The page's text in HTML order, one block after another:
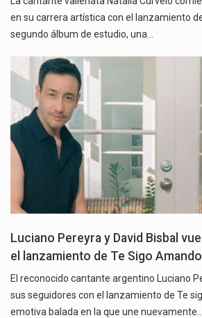
en su carrera artística con el lanzamiento
segundo álbum de estudio, una…
Luciano Pereyra y David Bisbal
el lanzamiento de Te Sigo Amando
El reconocido cantante argentino Luciano
sus seguidores con el lanzamiento de Te
emotiva balada en la que une nuevamente…